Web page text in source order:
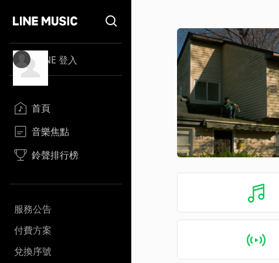
LINE 登入
首頁
音樂焦點
鈴聲排行榜
服務公告
付費方案
兌換序號